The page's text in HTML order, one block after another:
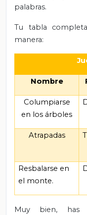
palabras.
Tu tabla
manera:
Nombre
Columpiarse
en los árboles
Atrapadas
Resbalarse en
el monte.
Muy bien, has